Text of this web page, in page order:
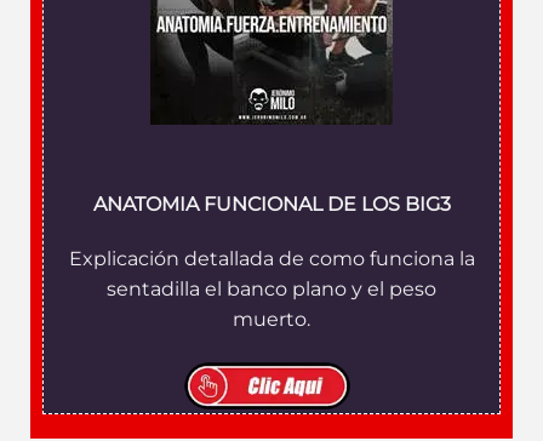
ANATOMIA FUNCIONAL DE LOS BIG3
Explicación detallada de como funciona la
sentadilla el banco plano y el peso
muerto.